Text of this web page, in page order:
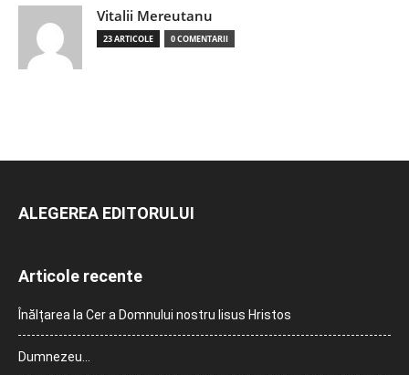
Vitalii Mereutanu
23 ARTICOLE 0 COMENTARII
ALEGEREA EDITORULUI
Articole recente
Înălțarea la Cer a Domnului nostru Iisus Hristos
Dumnezeu…